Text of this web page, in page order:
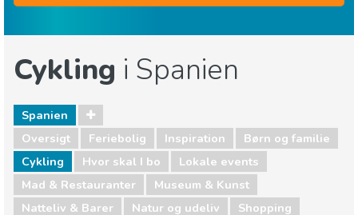
Cykling i Spanien
Spanien
Oversigt
Feriebolig Inspiration
Børn og familie
Cykling
Hvor skal I bo
Lokale events
Mad & Restauranter
Museum & Kunst
Natteliv & Barer
Natur og udeliv
Shopping